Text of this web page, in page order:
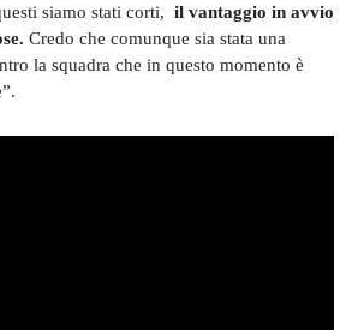
siamo stati corti, il vantaggio in avvio
Credo che comunque sia stata una
la squadra che in questo momento è